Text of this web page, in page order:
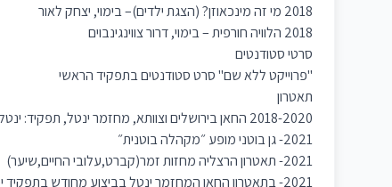
2018 מי זה מינכאוזן? (הצגת ילדים)– בימוי, יצחק לאור
2018 הלוויה חורפית – בימוי, דרור צווינגינבוים
סרטי סטודנטים
"פרוייקט ללא שם" סרט סטודנטים בתפקיד הראשי
תאטרון
2018-2020 החאן בירושלים וצוותא, מחזמר ינטל, תפקיד: ינטל
2021- גן בוטני מופע ״מקהלה בוטנית״
2021- תאטרון הרצליה מחזות זמר(קברט,עלובי החיים,שיער)
2021- בתאטרון החאן המחזמר ינטל בביצוע מחודש בתפקיד ינטל